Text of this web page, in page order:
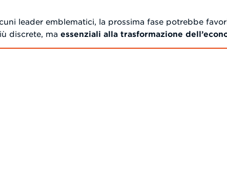
leader emblematici, la prossima fase potrebbe
discrete, maessenziali alla trasformazione